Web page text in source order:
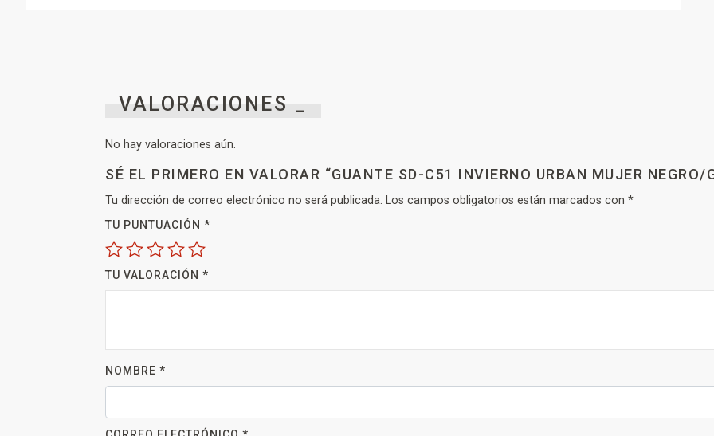
VALORACIONES _
No hay valoraciones aún.
SÉ EL PRIMERO EN VALORAR “GUANTE SD-C51 INVIERNO URBAN MUJER NEGRO/
Tu dirección de correo electrónico no será publicada. Los campos obligatorios están marcados con *
TU PUNTUACIÓN *
TU VALORACIÓN *
NOMBRE *